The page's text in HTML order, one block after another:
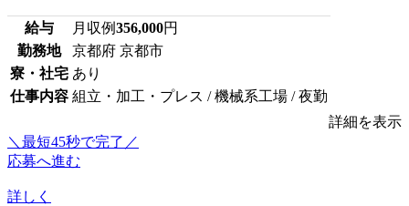
給与 月収例356,000円
勤務地
京都府 京都市
寮・社宅 あり
仕事内容 組立・加工・プレス / 機械系工場 / 夜勤
詳細を表示
＼最短45秒で完了／
応募へ進む
詳しく